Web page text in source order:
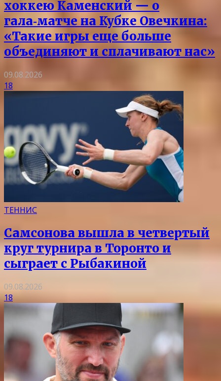
хоккею Каменский — о
гала‑матче на Кубке Овечкина:
«Такие игры еще больше
объединяют и сплачивают нас»
09.08.2026
18
ТЕННИС
Самсонова вышла в четвертый
круг турнира в Торонто и
сыграет с Рыбакиной
09.08.2026
18